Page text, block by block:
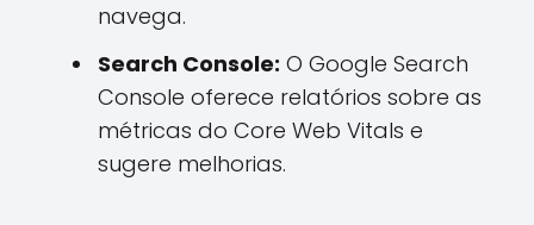
navega.
Search Console: O Google Search
Console oferece relatórios sobre as
métricas do Core Web Vitals e
sugere melhorias.